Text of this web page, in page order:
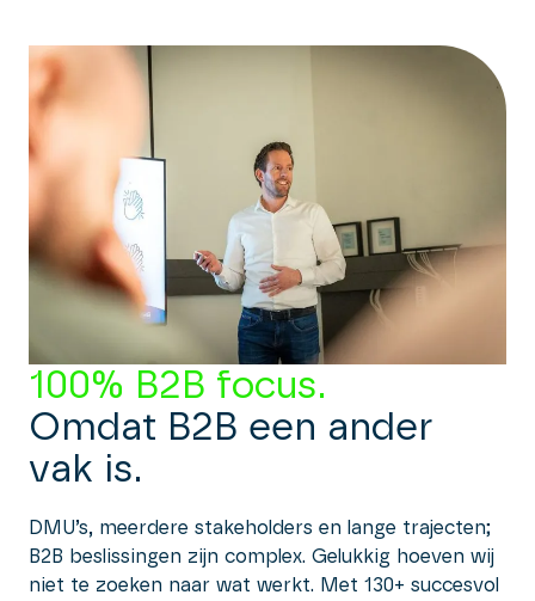
100% B2B focus.
Omdat B2B een ander
vak is.
DMU’s, meerdere stakeholders en lange trajecten;
B2B beslissingen zijn complex. Gelukkig hoeven wij
niet te zoeken naar wat werkt. Met 130+ succesvol